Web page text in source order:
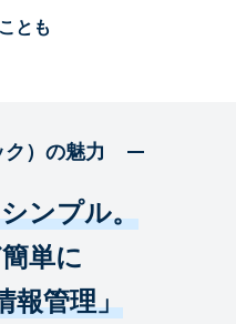
とも
）の魅力
ンプル。
単に
報管理」